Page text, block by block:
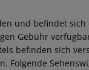
und befindet sich
Gebühr
befinden sich
Folgende